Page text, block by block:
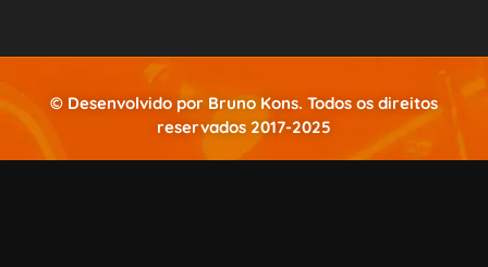
© Desenvolvido por Bruno Kons. Todos os direitos
reservados 2017-2025